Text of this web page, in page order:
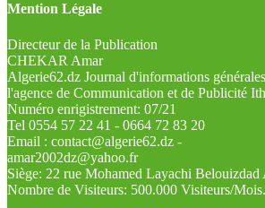
Mention Légale
Directeur de la Publication
CHEKAR Amar
Algerie62.dz Journal d'informations
l'agence de Communication et de Publicité
Numéro enrigistrement: 07/21
Tel 0554 57 22 41 - 0664 72 83 20
Email : contact@algerie62.dz -
amar2002dz@yahoo.fr
Siège: 22 rue Mohamed Layachi Belouizdad
Nombre de Visiteurs: 500.000 Visiteurs/